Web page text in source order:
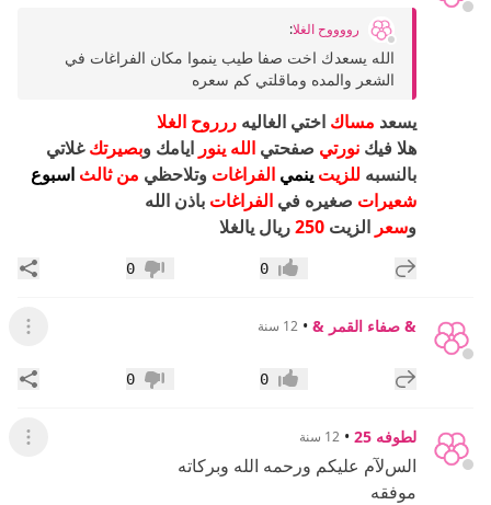
رووووح الغلا:
الله يسعدك اخت صفا طيب ينموا مكان الفراغات في
الشعر والمده وماقلتي كم سعره
يسعد مساك اختي الغاليه ررروح الغلا
هلا فيك نورتي صفحتي الله ينور ايامك وبصيرتكغلاتي
بالنسبه للزيت ينمي الفراغات وتلاحظي من ثالث اسبوع
شعيرات صغيره في الفراغات باذن الله
وسعر الزيت 250ريال يالغلا
إضافة رد جديد إعجاب0 عدم إعجاب
0
& صفاء القمر & • 12 سنة عرض
إضافة رد جديد إعجاب0 عدم إعجاب
0
لطوفه 25 • 12 سنة عرض
السﻵم عليكم ورحمه الله وبركاته
موفقه